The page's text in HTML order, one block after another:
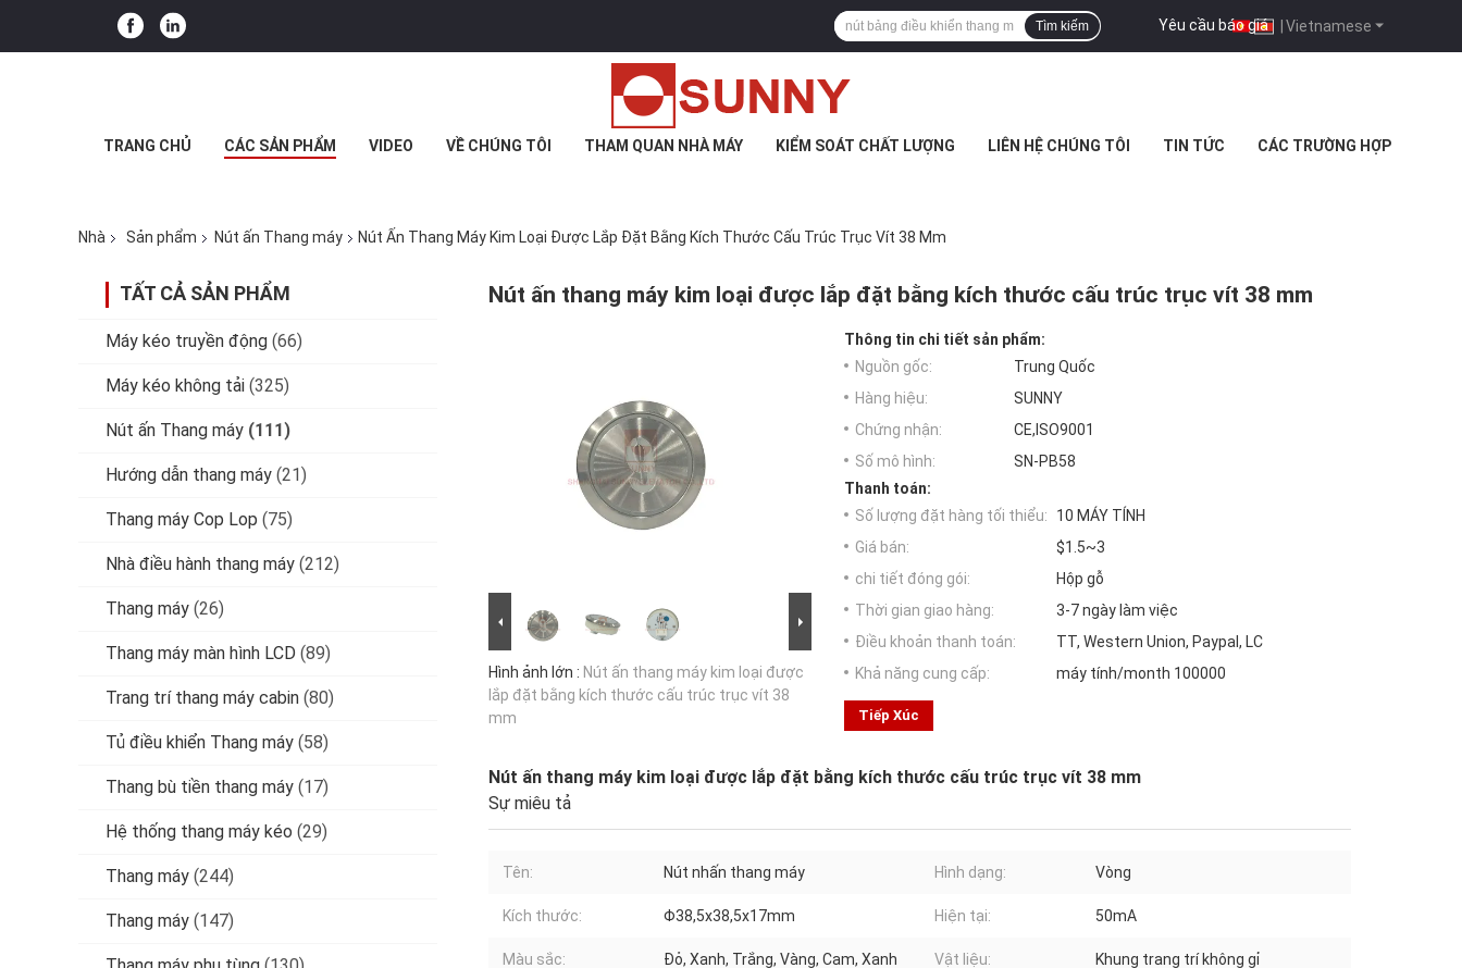
Vietnamese
Yêu cầu báo giá |
Tìm kiếm
TRANG CHỦ CÁC SẢN PHẨM VIDEO VỀ CHÚNG TÔI THAM QUAN NHÀ MÁY KIỂM SOÁT CHẤT LƯỢNG LIÊN HỆ CHÚNG TÔI TIN TỨC CÁC TRƯỜNG HỢP
Nhà Sản phẩm Nút ấn Thang máy Nút Ấn Thang Máy Kim Loại Được Lắp Đặt Bằng Kích Thước Cấu Trúc Trục Vít 38 Mm
TẤT CẢ SẢN PHẨM
Máy kéo truyền động (66)
Máy kéo không tải (325)
Nút ấn Thang máy (111)
Hướng dẫn thang máy (21)
Thang máy Cop Lop (75)
Nhà điều hành thang máy (212)
Thang máy (26)
Thang máy màn hình LCD (89)
Trang trí thang máy cabin (80)
Tủ điều khiển Thang máy (58)
Thang bù tiền thang máy (17)
Hệ thống thang máy kéo (29)
Thang máy (244)
Thang máy (147)
Nút ấn thang máy kim loại được lắp đặt bằng kích thước cấu trúc trục vít 38 mm
Hình ảnh lớn : Nút ấn thang máy kim loại được
lắp đặt bằng kích thước cấu trúc trục vít 38
mm
Thông tin chi tiết sản phẩm:
Nguồn gốc:
Trung Quốc
Hàng hiệu:
SUNNY
Chứng nhận:
CE,ISO9001
Số mô hình:
SN-PB58
Thanh toán:
Số lượng đặt hàng tối thiểu:
10 MÁY TÍNH
Giá bán:
$1.5~3
chi tiết đóng gói:
Hộp gỗ
Thời gian giao hàng:
3-7 ngày làm việc
Điều khoản thanh toán:
TT, Western Union, Paypal, LC
Khả năng cung cấp:
máy tính/month 100000
Tiếp Xúc
Nút ấn thang máy kim loại được lắp đặt bằng kích thước cấu trúc trục vít 38 mm
Sự miêu tả
Tên: Nút nhấn thang máy Hình dạng: Vòng
Kích thước: Φ38,5x38,5x17mm Hiện tại: 50mA
Màu sắc: Đỏ, Xanh, Trắng, Vàng, Cam, Xanh Vật liệu: Khung trang trí không gỉ